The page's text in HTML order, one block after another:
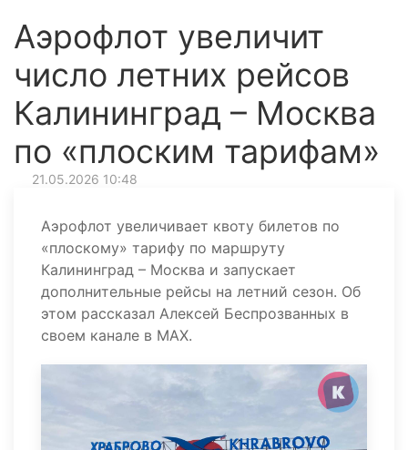
Аэрофлот увеличит
число летних рейсов
Калининград – Москва
по «плоским тарифам»
21.05.2026 10:48
Аэрофлот увеличивает квоту билетов по
«плоскому» тарифу по маршруту
Калининград – Москва и запускает
дополнительные рейсы на летний сезон. Об
этом рассказал Алексей Беспрозванных в
своем канале в МАХ.